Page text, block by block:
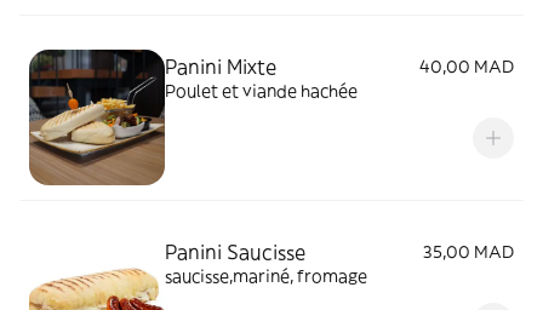
Panini Mixte
40,00 MAD
Poulet et viande hachée
Panini Saucisse
35,00 MAD
saucisse,mariné, fromage